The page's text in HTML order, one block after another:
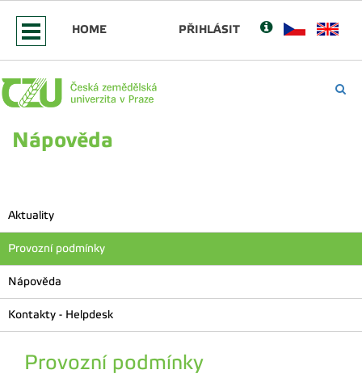
HOME PŘIHLÁSIT
Nápověda
Aktuality
Provozní podmínky
Nápověda
Kontakty - Helpdesk
Provozní podmínky